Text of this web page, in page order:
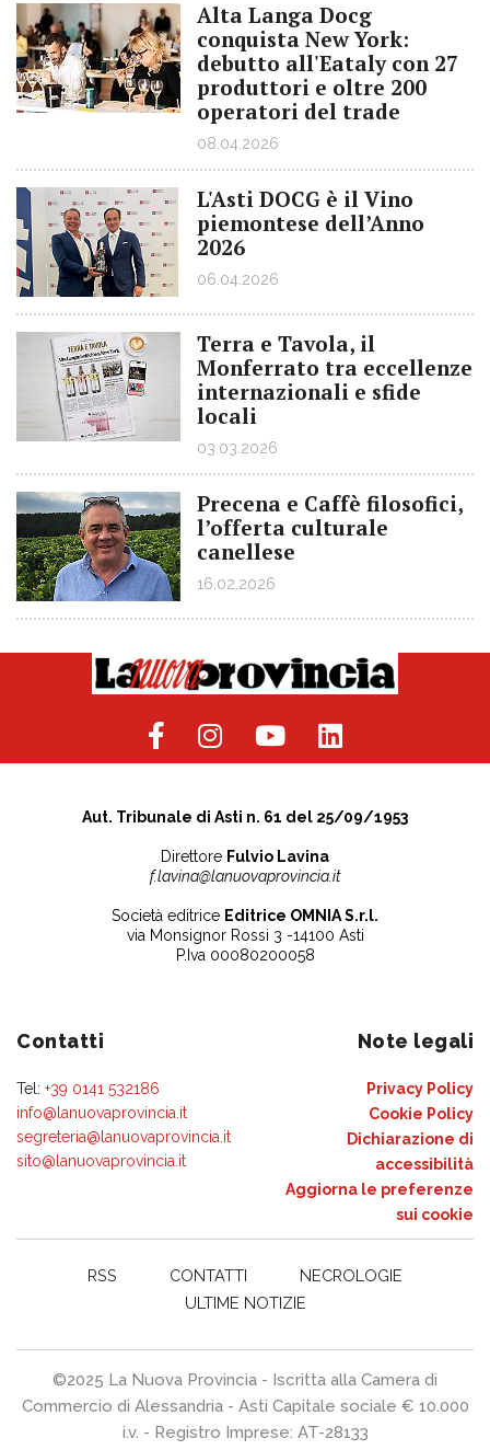
Alta Langa Docg
conquista New York:
debutto all'Eataly con 27
produttori e oltre 200
operatori del trade
08.04.2026
L'Asti DOCG è il Vino
piemontese dell’Anno
2026
06.04.2026
Terra e Tavola, il
Monferrato tra eccellenze
internazionali e sfide
locali
03.03.2026
Precena e Caffè filosofici,
l’offerta culturale
canellese
16.02.2026
Aut. Tribunale di Asti n. 61 del 25/09/1953
Direttore Fulvio Lavina
f.lavina@lanuovaprovincia.it
Società editrice Editrice OMNIA S.r.l.
via Monsignor Rossi 3 -14100 Asti
P.Iva 00080200058
Contatti
Tel: +39 0141 532186
info@lanuovaprovincia.it
segreteria@lanuovaprovincia.it
sito@lanuovaprovincia.it
Note legali
Privacy Policy
Cookie Policy
Dichiarazione di
accessibilità
Aggiorna le preferenze
sui cookie
RSS CONTATTI
NECROLOGIE
ULTIME NOTIZIE
©2025 La Nuova Provincia - Iscritta alla Camera di
Commercio di Alessandria - Asti Capitale sociale € 10.000
i.v. - Registro Imprese: AT-28133